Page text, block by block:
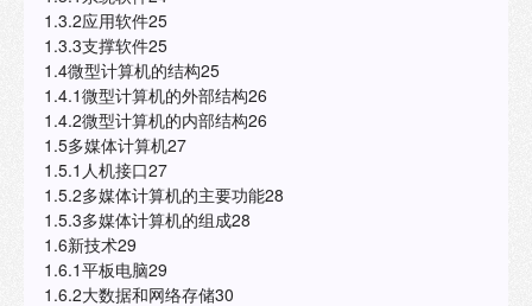
1.3.2应用软件25
1.3.3支撑软件25
1.4微型计算机的结构25
1.4.1微型计算机的外部结构26
1.4.2微型计算机的内部结构26
1.5多媒体计算机27
1.5.1人机接口27
1.5.2多媒体计算机的主要功能28
1.5.3多媒体计算机的组成28
1.6新技术29
1.6.1平板电脑29
1.6.2大数据和网络存储30